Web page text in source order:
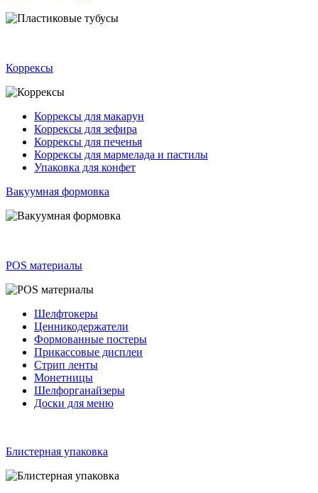
Коррексы
Коррексы для макарун
Коррексы для зефира
Коррексы для печенья
Коррексы для мармелада и пастилы
Упаковка для конфет
Вакуумная формовка
POS материалы
Шелфтокеры
Ценникодержатели
Формованные постеры
Прикассовые дисплеи
Стрип ленты
Монетницы
Шелфорганайзеры
Доски для меню
Блистерная упаковка